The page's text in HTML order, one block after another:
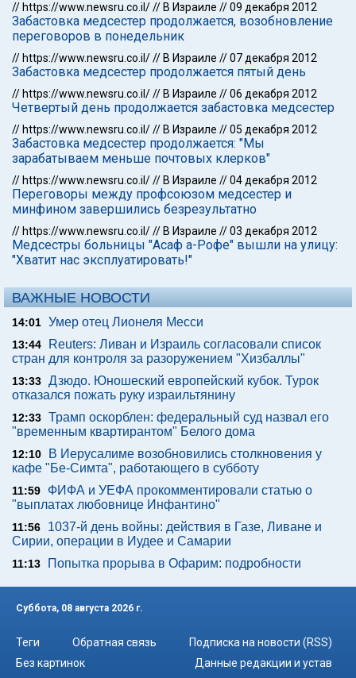
// https://www.newsru.co.il/// В Израиле //09 декабря 2012
Забастовка медсестер продолжается, возобновление
переговоров в понедельник
// https://www.newsru.co.il/// В Израиле //07 декабря 2012
Забастовка медсестер продолжается пятый день
// https://www.newsru.co.il/// В Израиле //06 декабря 2012
Четвертый день продолжается забастовка медсестер
// https://www.newsru.co.il/// В Израиле //05 декабря 2012
Забастовка медсестер продолжается: "Мы
зарабатываем меньше почтовых клерков"
// https://www.newsru.co.il/// В Израиле //04 декабря 2012
Переговоры между профсоюзом медсестер и
минфином завершились безрезультатно
// https://www.newsru.co.il/// В Израиле //03 декабря 2012
Медсестры больницы "Асаф а-Рофе" вышли на улицу:
"Хватит нас эксплуатировать!"
ВАЖНЫЕ НОВОСТИ
14:01 Умер отец Лионеля Месси
13:44
Reuters: Ливан и Израиль согласовали список
стран для контроля за разоружением "Хизбаллы"
13:33 Дзюдо. Юношеский европейский кубок. Турок
отказался пожать руку израильтянину
12:33 Трамп оскорблен: федеральный суд назвал его
"временным квартирантом" Белого дома
12:10
В Иерусалиме возобновились столкновения у
кафе "Бе-Симта", работающего в субботу
11:59
ФИФА и УЕФА прокомментировали статью о
"выплатах любовнице Инфантино"
11:56
1037-й день войны: действия в Газе, Ливане и
Сирии, операции в Иудее и Самарии
11:13 Попытка прорыва в Офарим: подробности
Суббота, 08 августа 2026 г.
Теги Обратная связь
Подписка на новости (RSS)
Без картинок
Данные редакции и устав